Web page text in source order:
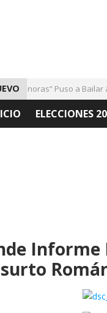
“Sonoras” Puso a Bailar a
ELECCIONES
Informe